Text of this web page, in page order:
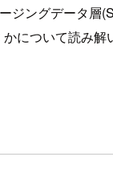
ジングデータ層
について読み解